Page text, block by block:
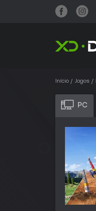
Início Jogos
PC